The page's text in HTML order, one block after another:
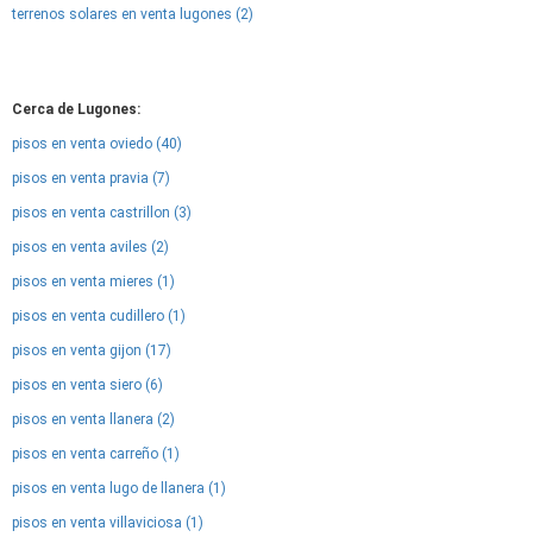
terrenos solares en venta lugones (2)
Cerca de Lugones:
pisos en venta oviedo (40)
pisos en venta pravia (7)
pisos en venta castrillon (3)
pisos en venta aviles (2)
pisos en venta mieres (1)
pisos en venta cudillero (1)
pisos en venta gijon (17)
pisos en venta siero (6)
pisos en venta llanera (2)
pisos en venta carreño (1)
pisos en venta lugo de llanera (1)
pisos en venta villaviciosa (1)